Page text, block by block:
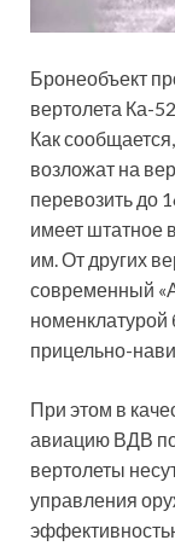
Бронеобъект
вертолета Ка-52
Как
возложат на
перевозить до
имеет штатное
им. От других
современный
прицельно-
При этом в
авиацию ВДВ
вертолеты
управления